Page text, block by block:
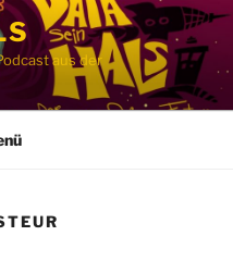
aus der